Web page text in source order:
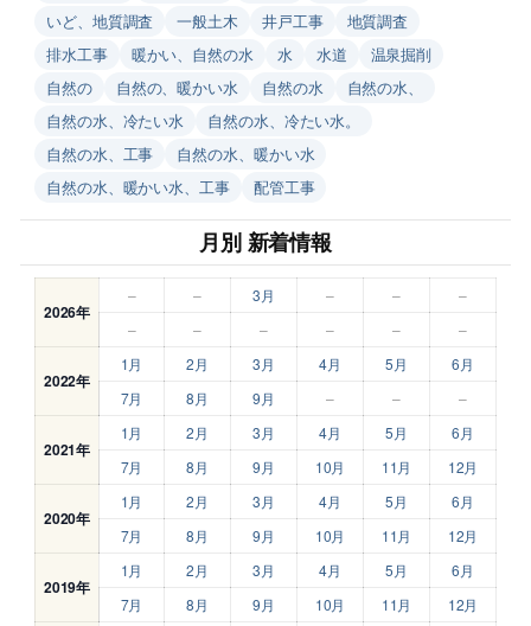
いど、地質調査
一般土木 井戸工事
地質調査
排水工事
暖かい、自然の水 水 水道
温泉掘削
自然の
自然の、暖かい水 自然の水
自然の水、
自然の水、冷たい水
自然の水、冷たい水。
自然の水、工事
自然の水、暖かい水
自然の水、暖かい水、工事
配管工事
月別 新着情報
2026年
– – 3月 – –
–
–
– – – – –
2022年
1月 2月 3月 4月 5月
6月
7月
8月 9月 – – –
2021年
1月 2月 3月 4月 5月
6月
7月
8月 9月 10月 11月 12月
2020年
1月 2月 3月 4月 5月
6月
7月
8月 9月 10月 11月 12月
2019年
1月 2月 3月 4月 5月
6月
7月
8月 9月 10月 11月 12月